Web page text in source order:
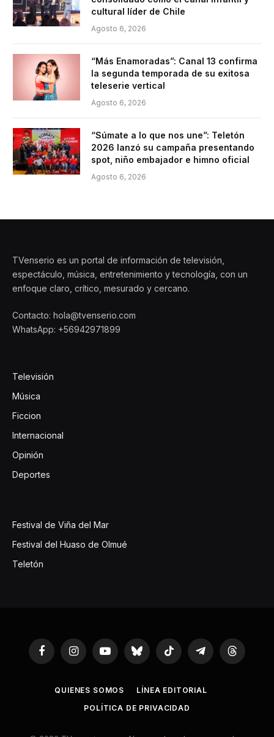
cultural líder de Chile
Agosto 6, 2026
“Más Enamoradas”: Canal 13 confirma
la segunda temporada de su exitosa
teleserie vertical
Agosto 6, 2026
“Súmate a lo que nos une”: Teletón
2026 lanzó su campaña presentando
spot, niño embajador e himno oficial
Agosto 6, 2026
TVenserio es un portal de información de televisión,
espectáculo, música, entretenimiento y tecnología, con un
enfoque claro, crítico, mesurado y cercano.
Contacto: hola@tvenserio.com
WhatsApp: +56942971899
Televisión
Música
Ficcion
Internacional
Opinión
Deportes
Festival de Viña del Mar
Festival del Huaso de Olmué
Teletón
FacebookInstagramYouTubeBluesky TikTok TelegramThreads
QUIENES SOMOS
LÍNEA EDITORIAL
POLÍTICA DE PRIVACIDAD